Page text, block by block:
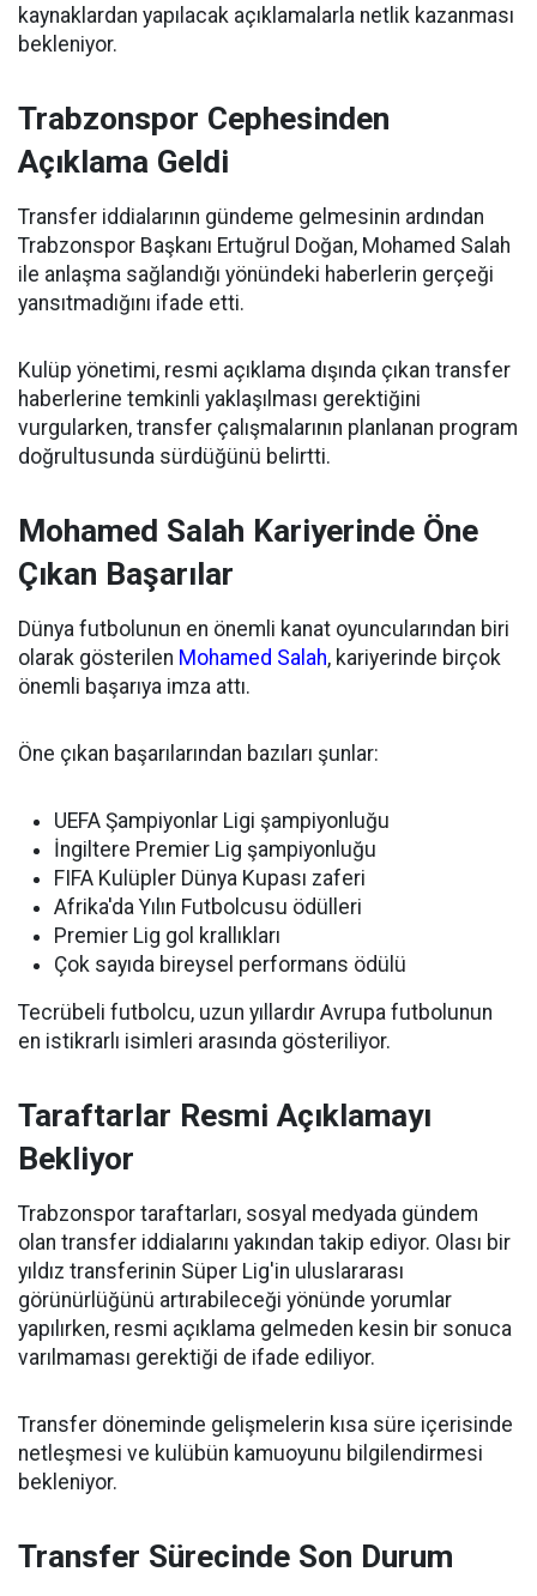
kaynaklardan yapılacak açıklamalarla netlik kazanması
bekleniyor.
Trabzonspor Cephesinden
Açıklama Geldi
Transfer iddialarının gündeme gelmesinin ardından
Trabzonspor Başkanı Ertuğrul Doğan, Mohamed Salah
ile anlaşma sağlandığı yönündeki haberlerin gerçeği
yansıtmadığını ifade etti.
Kulüp yönetimi, resmi açıklama dışında çıkan transfer
haberlerine temkinli yaklaşılması gerektiğini
vurgularken, transfer çalışmalarının planlanan program
doğrultusunda sürdüğünü belirtti.
Mohamed Salah Kariyerinde Öne
Çıkan Başarılar
Dünya futbolunun en önemli kanat oyuncularından biri
olarak gösterilen Mohamed Salah, kariyerinde birçok
önemli başarıya imza attı.
Öne çıkan başarılarından bazıları şunlar:
UEFA Şampiyonlar Ligi şampiyonluğu
İngiltere Premier Lig şampiyonluğu
FIFA Kulüpler Dünya Kupası zaferi
Afrika'da Yılın Futbolcusu ödülleri
Premier Lig gol krallıkları
Çok sayıda bireysel performans ödülü
Tecrübeli futbolcu, uzun yıllardır Avrupa futbolunun
en istikrarlı isimleri arasında gösteriliyor.
Taraftarlar Resmi Açıklamayı
Bekliyor
Trabzonspor taraftarları, sosyal medyada gündem
olan transfer iddialarını yakından takip ediyor. Olası bir
yıldız transferinin Süper Lig'in uluslararası
görünürlüğünü artırabileceği yönünde yorumlar
yapılırken, resmi açıklama gelmeden kesin bir sonuca
varılmaması gerektiği de ifade ediliyor.
Transfer döneminde gelişmelerin kısa süre içerisinde
netleşmesi ve kulübün kamuoyunu bilgilendirmesi
bekleniyor.
Transfer Sürecinde Son Durum